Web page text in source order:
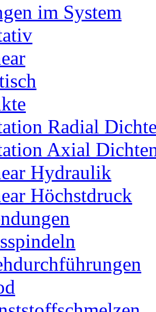
im System
Radial
Axial
Hydraulik
Höchstdruck